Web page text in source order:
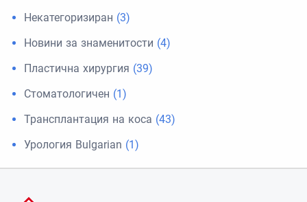
Некатегоризиран (3)
Новини за знаменитости (4)
Пластична хирургия (39)
Стоматологичен (1)
Трансплантация на коса (43)
Урология Bulgarian (1)